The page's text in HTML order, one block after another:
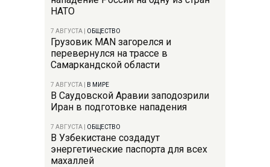
НАТО
7 АВГУСТА ОБЩЕСТВО
Грузовик MAN загорелся и
перевернулся на трассе в
Самаркандской области
7 АВГУСТА В МИРЕ
В Саудовской Аравии заподозрили
Иран в подготовке нападения
7 АВГУСТА ОБЩЕСТВО
В Узбекистане создадут
энергетические паспорта для всех
махаллей